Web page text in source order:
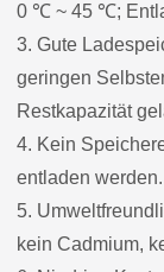
0 ℃ ~ 45 ℃;
3. Gute
geringen
Restkapazität
4. Kein
entladen werden.
5.
kein Cadmium,